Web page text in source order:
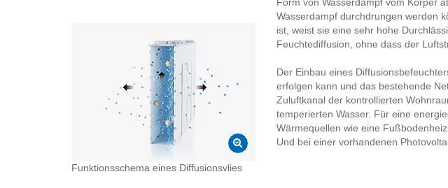
Funktionsschema eines Diffusionsvlies
Wasserdampf durchdrungen werden
ist, weist sie eine sehr hohe
Feuchtediffusion, ohne dass der
Der Einbau eines
erfolgen kann und das bestehende
Zuluftkanal der kontrollierten
temperierten Wasser. Für eine
Wärmequellen wie eine
Und bei einer vorhandenen